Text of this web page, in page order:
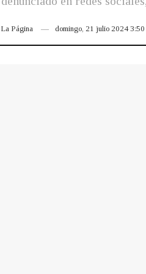
Página domingo, 21 julio 2024